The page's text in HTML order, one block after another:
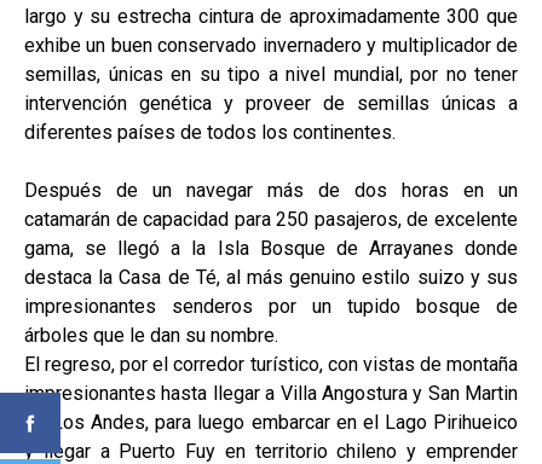
largo y su estrecha cintura de aproximadamente 300 que
exhibe un buen conservado invernadero y multiplicador de
semillas, únicas en su tipo a nivel mundial, por no tener
intervención genética y proveer de semillas únicas a
diferentes países de todos los continentes.
Después de un navegar más de dos horas en un
catamarán de capacidad para 250 pasajeros, de excelente
gama, se llegó a la Isla Bosque de Arrayanes donde
destaca la Casa de Té, al más genuino estilo suizo y sus
impresionantes senderos por un tupido bosque de
árboles que le dan su nombre.
El regreso, por el corredor turístico, con vistas de montaña
impresionantes hasta llegar a Villa Angostura y San Martin
de Los Andes, para luego embarcar en el Lago Pirihueico
y llegar a Puerto Fuy en territorio chileno y emprender